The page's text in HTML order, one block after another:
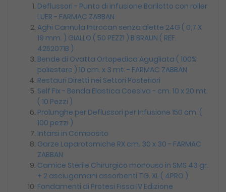
Deflussori - Punto di infusione Barilotto con roller
LUER - FARMAC ZABBAN
Aghi Cannula Introcan senza alette 24G ( 0,7 X
19 mm. ) GIALLO ( 50 PEZZI ) B BRAUN ( REF.
4252071B )
Bende di Ovatta Ortopedica Agugliata ( 100%
poliestere ) 10 cm. x 3 mt. - FARMAC ZABBAN
Restauri Diretti nei Settori Posteriori
Self Fix - Benda Elastica Coesiva - cm. 10 x 20 mt.
( 10 Pezzi )
Prolunghe per Deflussori per Infusione 150 cm. (
100 pezzi )
Intarsi in Composito
Garze Laparotomiche RX cm. 30 x 30 - FARMAC
ZABBAN
Camice Sterile Chirurgico monouso in SMS 43 gr.
+ 2 asciugamani assorbenti TG. XL ( 4PRO )
Fondamenti di Protesi Fissa IV Edizione